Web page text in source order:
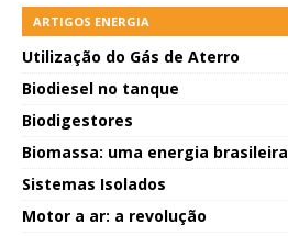
ARTIGOS ENERGIA
Utilização do Gás de Aterro
Biodiesel no tanque
Biodigestores
Biomassa: uma energia brasileira
Sistemas Isolados
Motor a ar: a revolução